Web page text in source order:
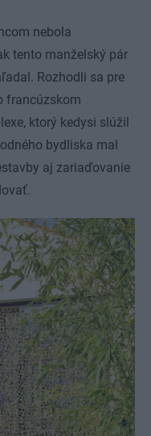
nebola
tento manželský pár
Rozhodli sa pre
francúzskom
ktorý kedysi slúžil
bydliska mal
aj zariaďovanie